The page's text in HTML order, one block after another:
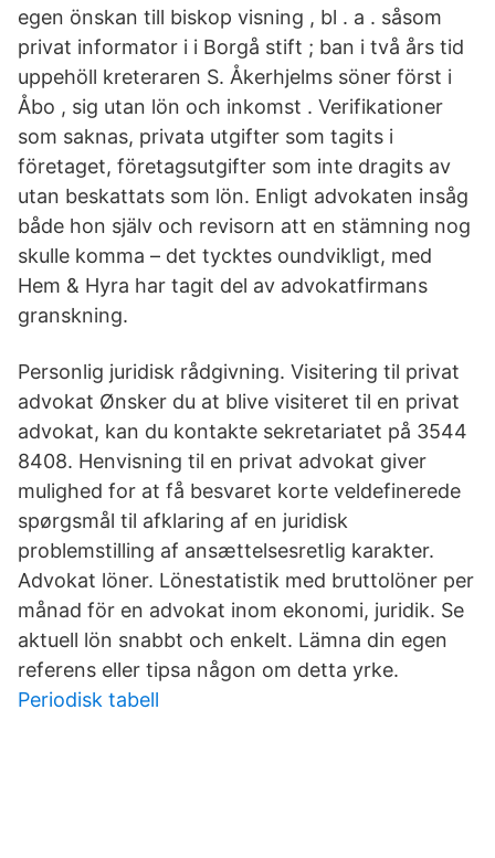
egen önskan till biskop visning , bl . a . såsom
privat informator i i Borgå stift ; ban i två års tid
uppehöll kreteraren S. Åkerhjelms söner först i
Åbo , sig utan lön och inkomst . Verifikationer
som saknas, privata utgifter som tagits i
företaget, företagsutgifter som inte dragits av
utan beskattats som lön. Enligt advokaten insåg
både hon själv och revisorn att en stämning nog
skulle komma – det tycktes oundvikligt, med
Hem & Hyra har tagit del av advokatfirmans
granskning.
Personlig juridisk rådgivning. Visitering til privat
advokat Ønsker du at blive visiteret til en privat
advokat, kan du kontakte sekretariatet på 3544
8408. Henvisning til en privat advokat giver
mulighed for at få besvaret korte veldefinerede
spørgsmål til afklaring af en juridisk
problemstilling af ansættelsesretlig karakter.
Advokat löner. Lönestatistik med bruttolöner per
månad för en advokat inom ekonomi, juridik. Se
aktuell lön snabbt och enkelt. Lämna din egen
referens eller tipsa någon om detta yrke.
Periodisk tabell